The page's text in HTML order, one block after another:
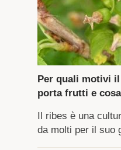
Per quali motivi
porta frutti e
Il ribes è una
da molti per il suo